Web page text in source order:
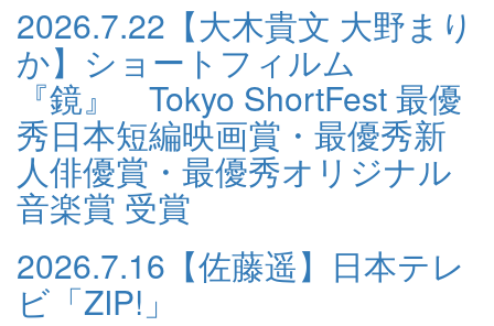
2026.7.22 【大木貴文 大野まり
か】ショートフィルム
『鏡』 Tokyo ShortFest 最優
秀日本短編映画賞・最優秀新
人俳優賞・最優秀オリジナル
音楽賞 受賞
2026.7.16 【佐藤遥】日本テレ
ビ「ZIP!」